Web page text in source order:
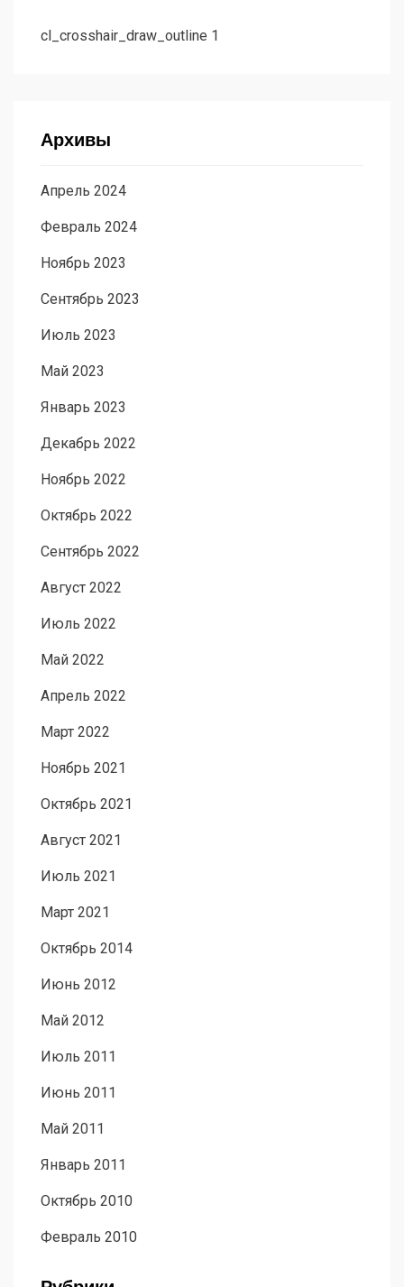
сl_crosshair_draw_outline 1
Архивы
Апрель 2024
Февраль 2024
Ноябрь 2023
Сентябрь 2023
Июль 2023
Май 2023
Январь 2023
Декабрь 2022
Ноябрь 2022
Октябрь 2022
Сентябрь 2022
Август 2022
Июль 2022
Май 2022
Апрель 2022
Март 2022
Ноябрь 2021
Октябрь 2021
Август 2021
Июль 2021
Март 2021
Октябрь 2014
Июнь 2012
Май 2012
Июль 2011
Июнь 2011
Май 2011
Январь 2011
Октябрь 2010
Февраль 2010